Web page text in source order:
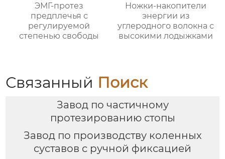
ЭМГ-протез
предплечья с
регулируемой
степенью свободы
Ножки-накопители
энергии из
углеродного волокна с
высокими лодыжками
Связанный Поиск
Завод по частичному
протезированию стопы
Завод по производству коленных
суставов с ручной фиксацией